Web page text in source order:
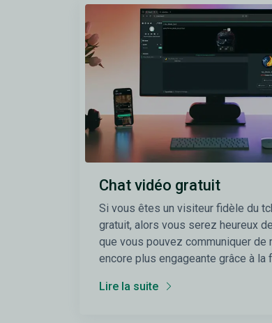
Chat vidéo gratuit
Si vous êtes un visiteur fidèle du
gratuit, alors vous serez heureux
que vous pouvez communiquer de
encore plus engageante grâce à la
ligne Chaat.fr.
Lire la suite